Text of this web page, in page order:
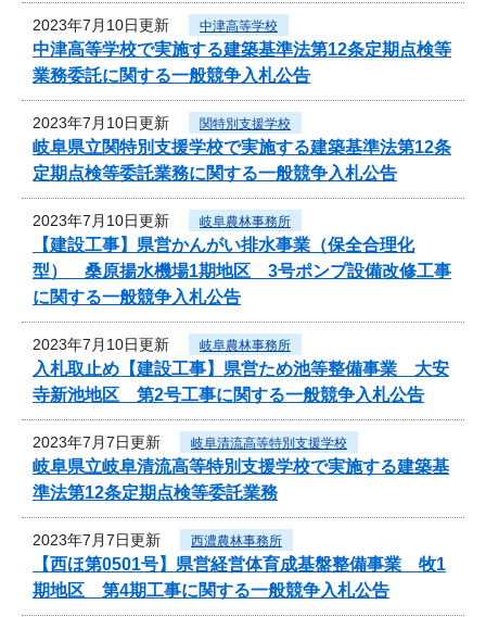
2023年7月10日更新 中津高等学校
中津高等学校で実施する建築基準法第12条定期点検等
業務委託に関する一般競争入札公告
2023年7月10日更新 関特別支援学校
岐阜県立関特別支援学校で実施する建築基準法第12条
定期点検等委託業務に関する一般競争入札公告
2023年7月10日更新 岐阜農林事務所
【建設工事】県営かんがい排水事業（保全合理化
型） 桑原揚水機場1期地区 3号ポンプ設備改修工事
に関する一般競争入札公告
2023年7月10日更新 岐阜農林事務所
入札取止め【建設工事】県営ため池等整備事業 大安
寺新池地区 第2号工事に関する一般競争入札公告
2023年7月7日更新 岐阜清流高等特別支援学校
岐阜県立岐阜清流高等特別支援学校で実施する建築基
準法第12条定期点検等委託業務
2023年7月7日更新 西濃農林事務所
【西ほ第0501号】県営経営体育成基盤整備事業 牧1
期地区 第4期工事に関する一般競争入札公告